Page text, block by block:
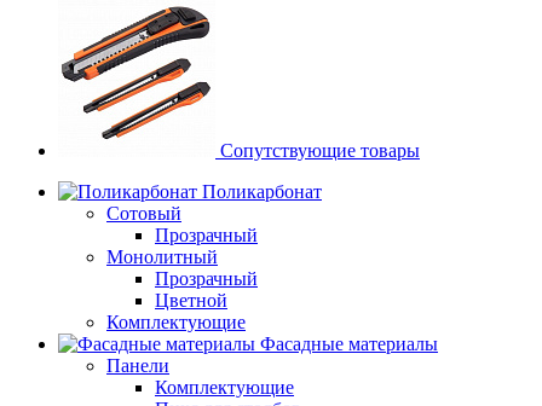
Сопутствующие товары
Поликарбонат
Сотовый
Прозрачный
Монолитный
Прозрачный
Цветной
Комплектующие
Фасадные материалы
Панели
Комплектующие